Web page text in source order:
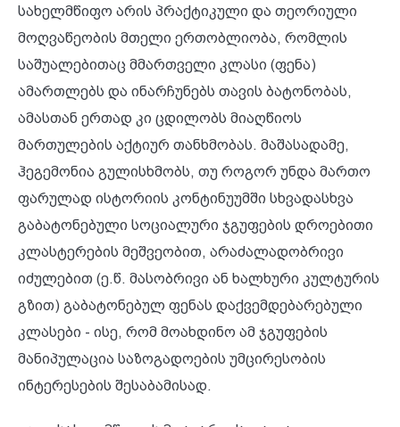
სახელმწიფო არის პრაქტიკული და თეორიული
მოღვაწეობის მთელი ერთობლიობა, რომლის
საშუალებითაც მმართველი კლასი (ფენა)
ამართლებს და ინარჩუნებს თავის ბატონობას,
ამასთან ერთად კი ცდილობს მიაღწიოს
მართულების აქტიურ თანხმობას. მაშასადამე,
ჰეგემონია გულისხმობს, თუ როგორ უნდა მართო
ფარულად ისტორიის კონტინუუმში სხვადასხვა
გაბატონებული სოციალური ჯგუფების დროებითი
კლასტერების მეშვეობით, არაძალადობრივი
იძულებით (ე.წ. მასობრივი ან ხალხური კულტურის
გზით) გაბატონებულ ფენას დაქვემდებარებული
კლასები - ისე, რომ მოახდინო ამ ჯგუფების
მანიპულაცია საზოგადოების უმცირესობის
ინტერესების შესაბამისად.